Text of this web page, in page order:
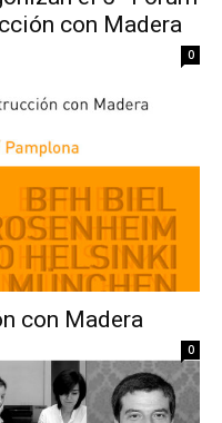
con Madera
0
con Madera
0